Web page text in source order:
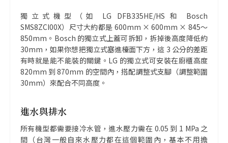
獨立式機型（如 LG DFB335HE/HS 和 Bosch
SMS8ZCI00X）尺寸大約都是 600mm × 600mm × 845～
850mm。Bosch 的獨立式上蓋可拆卸，拆掉後高度降低約
30mm，如果你想把獨立式塞進檯面下方，這 3 公分的差距
有時就是能不能裝的關鍵。LG 的獨立式可安裝在廚櫃高度
820mm 到 870mm 的空間內，搭配調整式支腳（調整範圍
30mm）來配合不同高度。
進水與排水
所有機型都需要接冷水管，進水壓力需在 0.05 到 1 MPa 之
間（台灣一般自來水壓力都在這個範圍內，基本不用擔